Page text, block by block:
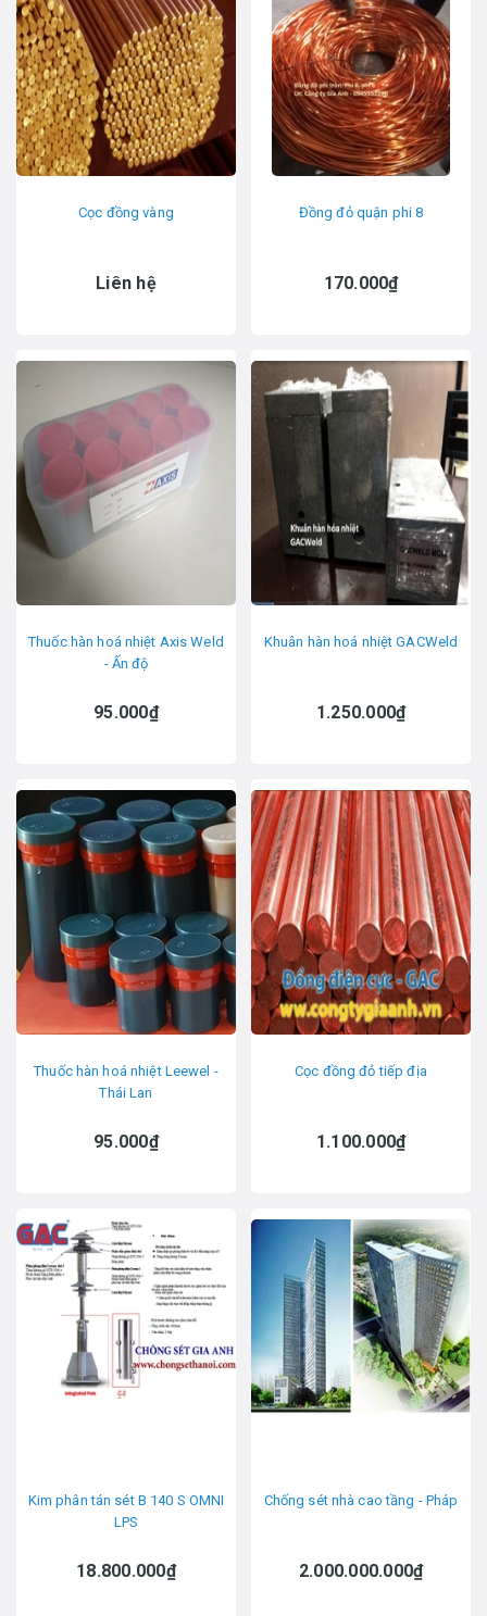
Cọc đồng vàng
Liên hệ
Đồng đỏ quận phi 8
170.000₫
Thuốc hàn hoá nhiệt Axis Weld
- Ấn độ
95.000₫
Khuân hàn hoá nhiệt GACWeld
1.250.000₫
Thuốc hàn hoá nhiệt Leewel -
Thái Lan
95.000₫
Cọc đồng đỏ tiếp địa
1.100.000₫
Kim phân tán sét B 140 S OMNI
LPS
18.800.000₫
Chống sét nhà cao tầng - Pháp
2.000.000.000₫